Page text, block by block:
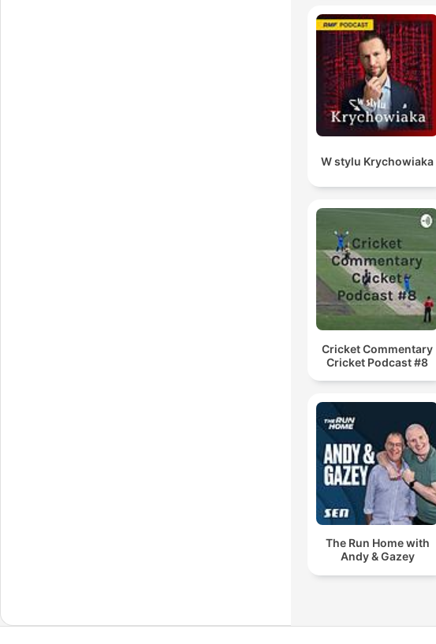
W stylu Krychowiaka
Cricket Commentary
Cricket Podcast #8
The Run Home with
Andy & Gazey